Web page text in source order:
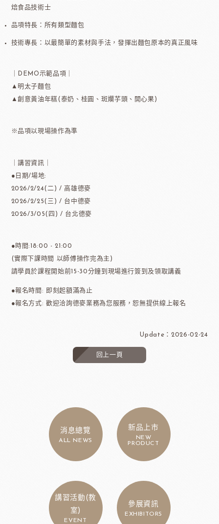
焙食品技術士
品項特長：所有類型麵包
技術專長：以最簡單的素材與手法，發揮出麵包原本的真正風味
｜DEMO示範品項｜
▲明太子麵包
▲創意黃油年糕(泰奶、桂圓、斑斕芋頭、開心果)
※品項以現場操作為準
｜講習資訊｜
●日期/場地:
2026/2/24(二) / 高雄德麥
2026/2/25(三) / 台中德麥
2026/3/05(四) / 台北德麥
●時間:18:00 - 21:00
(實際下課時間 以師傅操作完為主)
請學員於課程開始前15-30分鐘到現場進行簽到及領取講義
●報名時間: 即刻起額滿為止
●報名方式: 歡迎洽詢德麥業務為您服務，恕無提供線上報名
Update：2026-02-24
回上一頁
消息總覽
ALL NEWS
新品上市
NEW
PRODUCT
講習活動(教
室)
EVENT
參展資訊
EXHIBITORS